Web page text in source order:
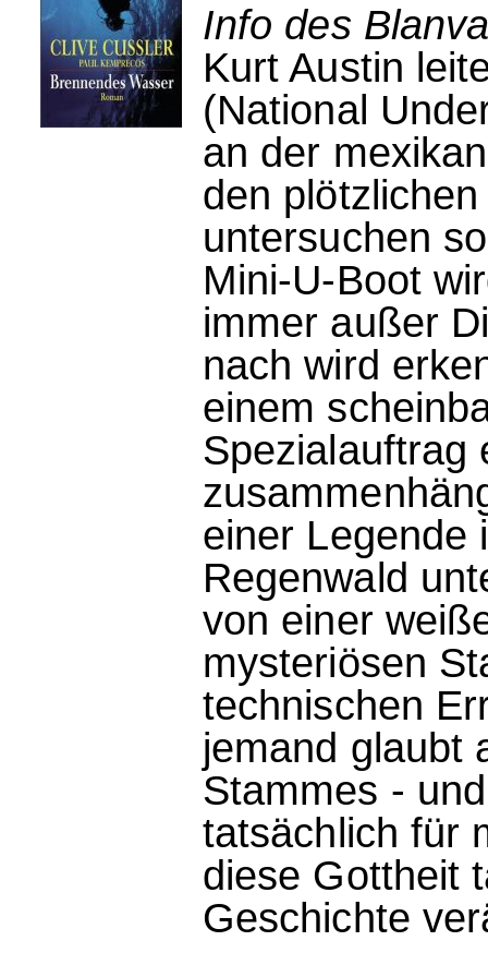
Info des
Kurt Austin
(National
an der
den
untersuchen
Mini-U-Boot
immer außer
nach wird
einem
Spezialauftrag
einer Legende
Regenwald
von einer
mysteriösen
technischen
jemand glaubt
Stammes -
tatsächlich für
diese Gottheit
Geschichte